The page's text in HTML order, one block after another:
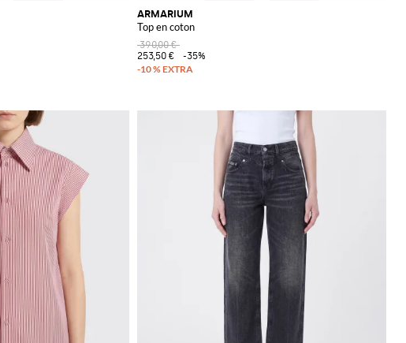
ARMARIUM
Top en coton
390,00 €
253,50 €
-35%